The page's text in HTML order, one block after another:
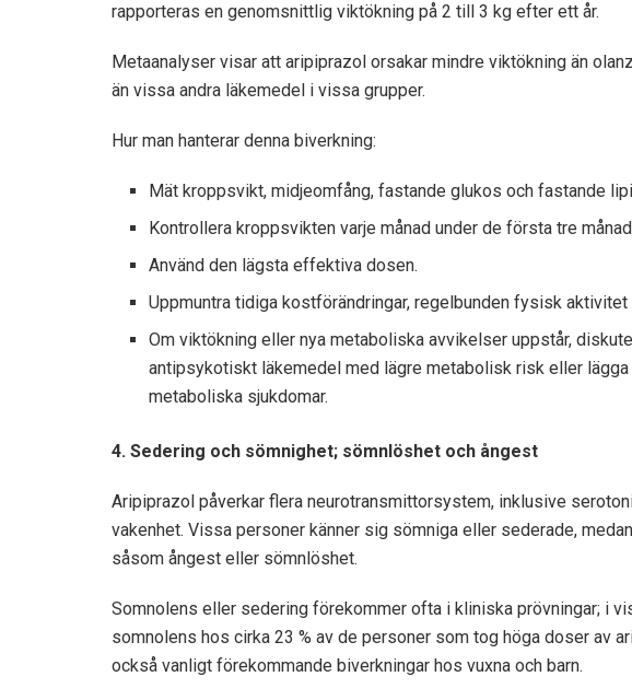
rapporteras en genomsnittlig viktökning på 2 till 3 kg efter ett år.
Metaanalyser visar att aripiprazol orsakar mindre viktökning än
än vissa andra läkemedel i vissa grupper.
Hur man hanterar denna biverkning:
Mät kroppsvikt, midjeomfång, fastande glukos och fastande
Kontrollera kroppsvikten varje månad under de första tre
Använd den lägsta effektiva dosen.
Uppmuntra tidiga kostförändringar, regelbunden fysisk
Om viktökning eller nya metaboliska avvikelser uppstår,
antipsykotiskt läkemedel med lägre metabolisk risk eller
metaboliska sjukdomar.
4. Sedering och sömnighet; sömnlöshet och ångest
Aripiprazol påverkar flera neurotransmittorsystem, inklusive
vakenhet. Vissa personer känner sig sömniga eller sederade,
såsom ångest eller sömnlöshet.
Somnolens eller sedering förekommer ofta i kliniska prövningar; i
somnolens hos cirka 23 % av de personer som tog höga doser av
också vanligt förekommande biverkningar hos vuxna och barn.